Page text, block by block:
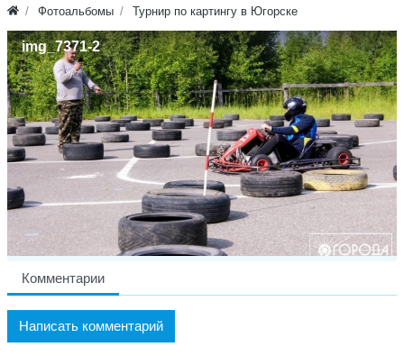
Фотоальбомы Турнир по картингу в Югорске
img_7371-2
Комментарии
Написать комментарий